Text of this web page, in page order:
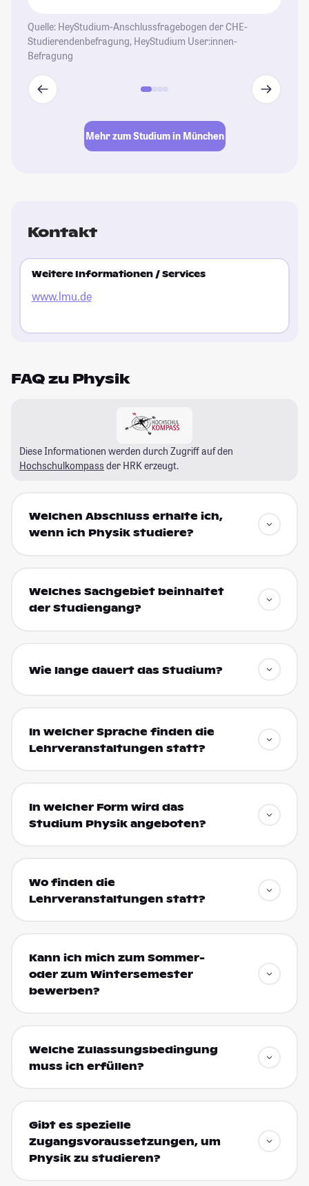
Quelle: HeyStudium-Anschlussfragebogen der CHE-
Studierendenbefragung, HeyStudium User:innen-
Befragung
Mehr zum Studium in München
Kontakt
Weitere Informationen / Services
www.lmu.de
FAQ zu Physik
Diese Informationen werden durch Zugriff auf den
Hochschulkompass der HRK erzeugt.
Welchen Abschluss erhalte ich,
wenn ich Physik studiere?
Welches Sachgebiet beinhaltet
der Studiengang?
Wie lange dauert das Studium?
In welcher Sprache finden die
Lehrveranstaltungen statt?
In welcher Form wird das
Studium Physik angeboten?
Wo finden die
Lehrveranstaltungen statt?
Kann ich mich zum Sommer-
oder zum Wintersemester
bewerben?
Welche Zulassungsbedingung
muss ich erfüllen?
Gibt es spezielle
Zugangsvoraussetzungen, um
Physik zu studieren?